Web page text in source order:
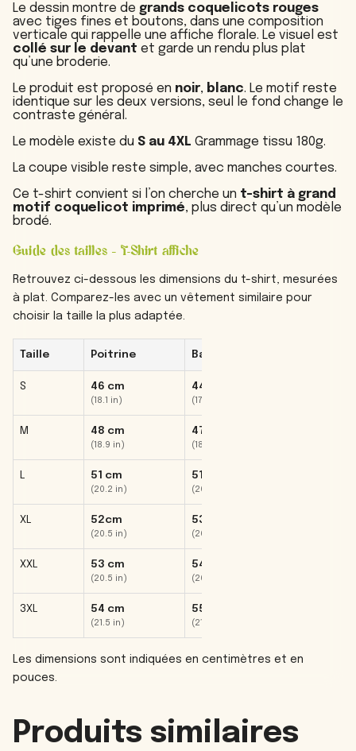
Le dessin montre de grands coquelicots rouges
avec tiges fines et boutons, dans une composition
verticale qui rappelle une affiche florale. Le visuel est
collé sur le devant et garde un rendu plus plat
qu’une broderie.
Le produit est proposé en noir, blanc. Le motif reste
identique sur les deux versions, seul le fond change le
contraste général.
Le modèle existe du S au 4XL Grammage tissu 180g.
La coupe visible reste simple, avec manches courtes.
Ce t-shirt convient si l’on cherche un t-shirt à grand
motif coquelicot imprimé, plus direct qu’un modèle
brodé.
Guide des tailles – T-Shirt affiche
Retrouvez ci-dessous les dimensions du t-shirt, mesurées
à plat. Comparez-les avec un vêtement similaire pour
choisir la taille la plus adaptée.
Taille Poitrine Bas
S 46 cm
(18.1 in)
44 cm
(17.3 in)
M 48 cm
(18.9 in)
47 cm
(18.5 in)
51 cm
(20.2 in)
51 cm
(20.2 in)
XL 52cm
(20.5 in)
53 cm
(20.9 in)
XXL 53 cm
(20.5 in)
54 cm
(20.5 in)
3XL 54 cm
(21.5 in)
55 cm
(21.5 in)
Les dimensions sont indiquées en centimètres et en
pouces
Produits similaires